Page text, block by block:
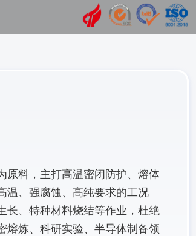
原料，主打高温密闭防护、熔体
温、强腐蚀、高纯要求的工况
长、特种材料烧结等作业，杜绝
熔炼、科研实验、半导体制备领